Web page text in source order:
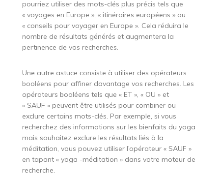
pourriez utiliser des mots-clés plus précis tels que
« voyages en Europe », « itinéraires européens » ou
« conseils pour voyager en Europe ». Cela réduira le
nombre de résultats générés et augmentera la
pertinence de vos recherches.
Une autre astuce consiste à utiliser des opérateurs
booléens pour affiner davantage vos recherches. Les
opérateurs booléens tels que « ET », « OU » et
« SAUF » peuvent être utilisés pour combiner ou
exclure certains mots-clés. Par exemple, si vous
recherchez des informations sur les bienfaits du yoga
mais souhaitez exclure les résultats liés à la
méditation, vous pouvez utiliser l’opérateur « SAUF »
en tapant « yoga -méditation » dans votre moteur de
recherche.